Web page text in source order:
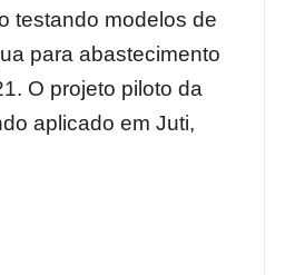
testando modelos de
para abastecimento
O projeto piloto da
aplicado em Juti,